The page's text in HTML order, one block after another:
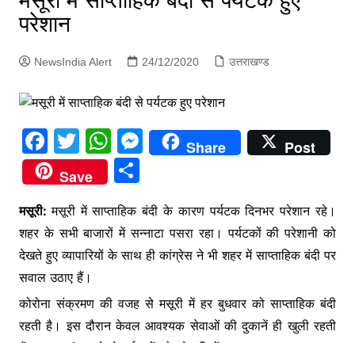
परेशान
NewsIndia Alert 24/12/2020 उत्तराखण्ड
F
a
c
e
b
o
o
k
T
w
itt
er
W
h
at
s
A
p
p
M
e
s
e
n
g
er
Share
Post
Save
S
ar
e
मसूरी:मसूरी में साप्ताहिक बंदी के कारण पर्यटक दिनभर परेशान रहे।
शहर के सभी बाजारों में सन्नाटा पसरा रहा। पर्यटकों की परेशानी को
देखते हुए व्यापारियों के साथ ही कांग्रेस ने भी शहर में साप्ताहिक बंदी पर
सवाल उठाए हैं।
कोरोना संक्रमण की वजह से मसूरी में हर बुधवार को साप्ताहिक बंदी
रहती है। इस दौरान केवल आवश्यक सेवाओं की दुकानें ही खुली रहती